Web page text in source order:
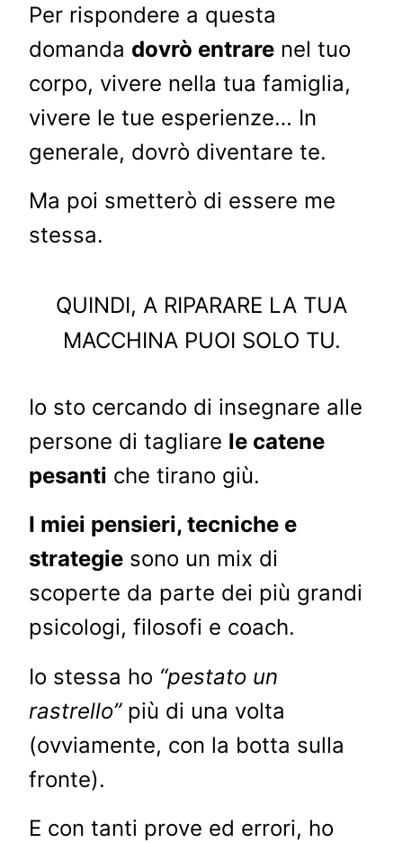
Per rispondere a questa
domanda dovrò entrare nel tuo
corpo, vivere nella tua famiglia,
vivere le tue esperienze… In
generale, dovrò diventare te.
Ma poi smetterò di essere me
stessa.
QUINDI, A RIPARARE LA TUA
MACCHINA PUOI SOLO TU.
Io sto cercando di insegnare alle
persone di tagliare le catene
pesanti che tirano giù.
I miei pensieri, tecniche e
strategie sono un mix di
scoperte da parte dei più grandi
psicologi, filosofi e coach.
Io stessa ho “pestato un
rastrello”più di una volta
(ovviamente, con la botta sulla
fronte).
E con tanti prove ed errori, ho